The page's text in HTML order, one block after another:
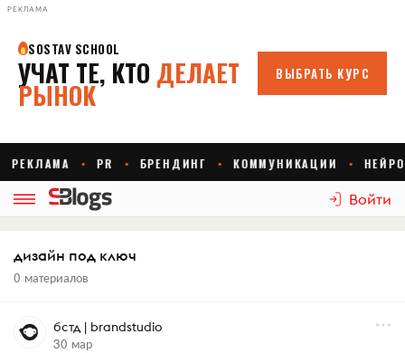
РЕКЛАМА
Войти
дизайн под ключ
0 материалов
бстд | brandstudio
30 мар